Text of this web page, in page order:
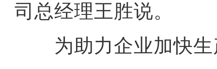
司总经理王胜说。
为助力企业加快生